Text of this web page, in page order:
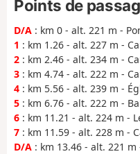
Points de
D/A : km 0 - alt. 221 m -
1 : km 1.26 - alt. 227 m -
2 : km 2.46 - alt. 234 m -
3 : km 4.74 - alt. 222 m -
4 : km 5.56 - alt. 239 m -
5 : km 6.76 - alt. 222 m -
6 : km 11.21 - alt. 224 m -
7 : km 11.59 - alt. 228 m -
D/A : km 13.46 - alt. 221